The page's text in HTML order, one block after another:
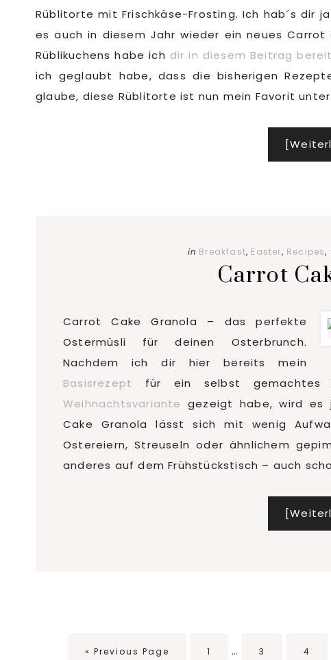
Rüblitorte mit Frischkäse-Frosting. Ich hab´s dir
es auch in diesem Jahr wieder ein neues
Rüblikuchens habe ich dir in diesem Beitrag
ich geglaubt habe, dass die bisherigen
glaube, diese Rüblitorte ist nun mein Favorit
in Breakfast, Easter, Recipes,
Carrot
Carrot Cake Granola – das perfekte
Ostermüsli für deinen Osterbrunch.
Nachdem ich dir hier bereits mein
Basisrezept
für ein selbst gemachtes
Weihnachtsvariante gezeigt habe, wird es
Cake Granola lässt sich mit wenig
Ostereiern, Streuseln oder ähnlichem
anderes auf dem Frühstückstisch – auch
« Go
Previous Page Seite
1 … Seite
3 Seite
4